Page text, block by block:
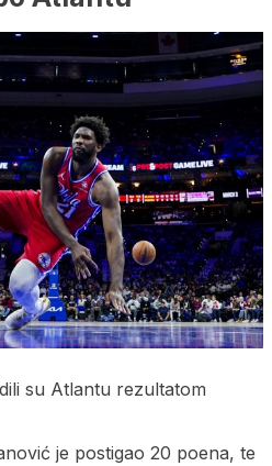
su Atlantu rezultatom
je postigao 20 poena, te